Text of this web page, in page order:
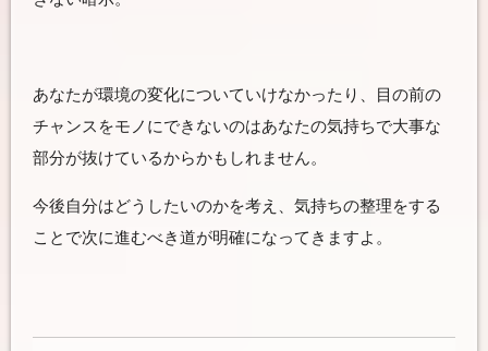
あなたが環境の変化についていけなかったり、目の前の
チャンスをモノにできないのはあなたの気持ちで大事な
部分が抜けているからかもしれません。
今後自分はどうしたいのかを考え、気持ちの整理をする
ことで次に進むべき道が明確になってきますよ。